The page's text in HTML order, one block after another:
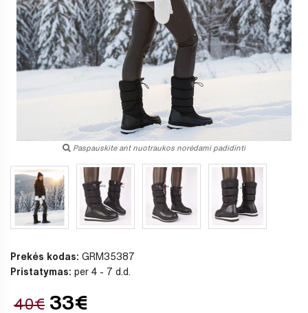
Paspauskite ant nuotraukos norėdami padidinti
Prekės kodas: GRM35387
Pristatymas: per 4 - 7 d.d.
40€ 33€